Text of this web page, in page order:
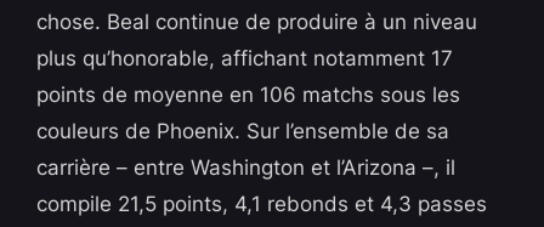
chose. Beal continue de produire à un niveau
plus qu’honorable, affichant notamment 17
points de moyenne en 106 matchs sous les
couleurs de Phoenix. Sur l’ensemble de sa
carrière – entre Washington et l’Arizona –, il
compile 21,5 points, 4,1 rebonds et 4,3 passes